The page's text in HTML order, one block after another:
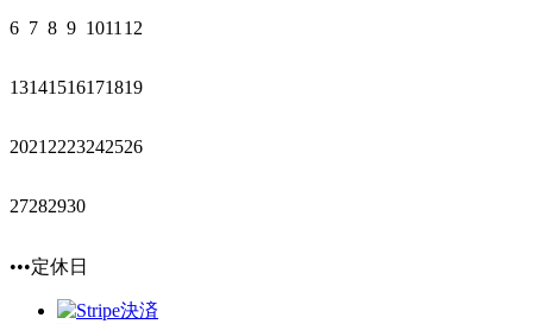
6 7 8 9 1011 12
13141516171819
2021 2223242526
27282930
•••定休日